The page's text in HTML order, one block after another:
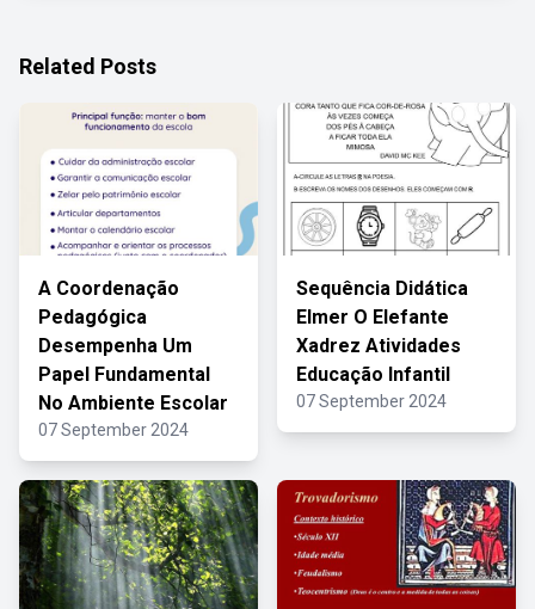
Related Posts
A Coordenação
Pedagógica
Desempenha Um
Papel Fundamental
No Ambiente Escolar
07 September 2024
Sequência Didática
Elmer O Elefante
Xadrez Atividades
Educação Infantil
07 September 2024